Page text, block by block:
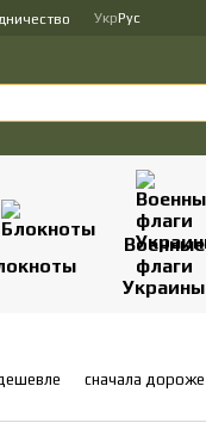
УкрРус
Военные
флаги
Украины
сначала дороже